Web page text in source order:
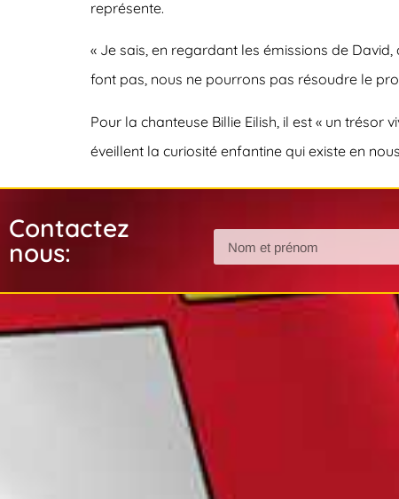
représente.
« Je sais, en regardant les émissions de
font pas, nous ne pourrons pas résoudre le
Pour la chanteuse Billie Eilish, il est « un
éveillent la curiosité enfantine qui existe en
Contactez
nous: